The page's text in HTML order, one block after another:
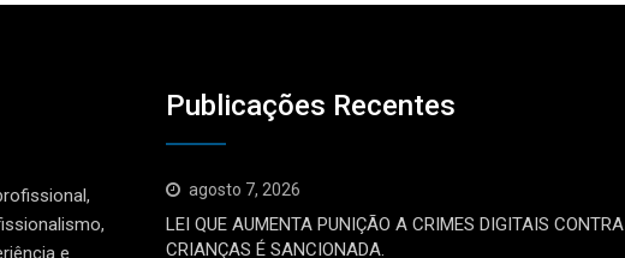
e
Publicações Recentes
agosto 7, 2026
LEI QUE AUMENTA PUNIÇÃO A CRIMES DIGITAIS CONTRA
CRIANÇAS É SANCIONADA.